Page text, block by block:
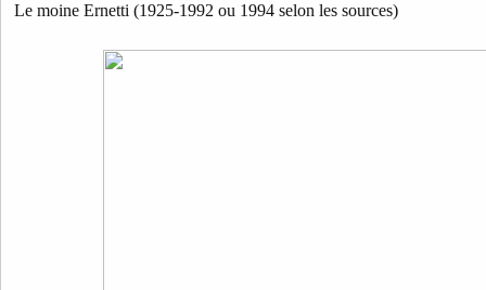
Le moine Ernetti (1925-1992 ou 1994 selon les sources)